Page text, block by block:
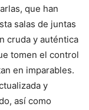
que han
salas de juntas
cruda y auténtica
tomen el control
en imparables.
y
así como